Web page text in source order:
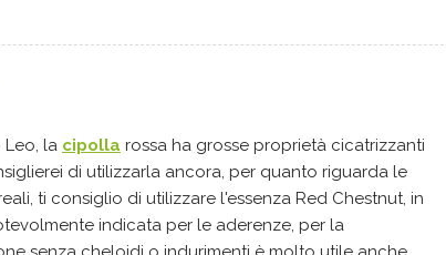
la cipolla rossa ha grosse proprietà cicatrizzanti
di utilizzarla ancora, per quanto riguarda le
ti consiglio di utilizzare l'essenza Red Chestnut, in
indicata per le aderenze, per la